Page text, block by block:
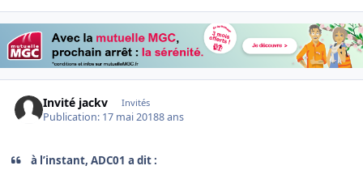
Invité jackv Invités
Publication: 17 mai 20188 ans
à l’instant, ADC01 a dit :